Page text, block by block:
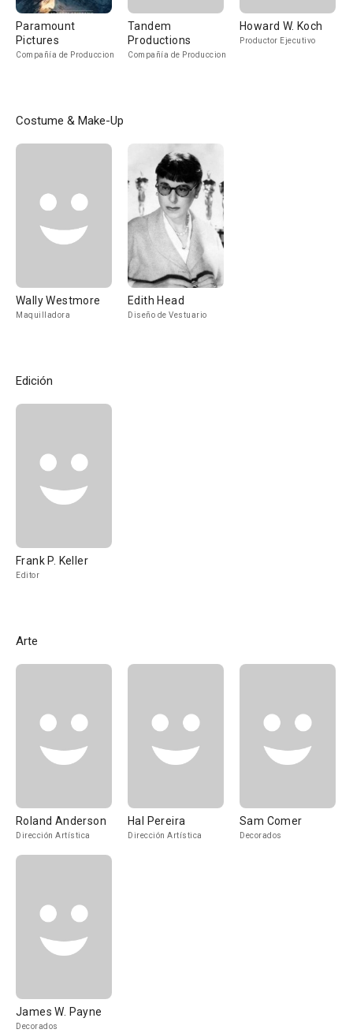
Paramount
Pictures
Compañía de Produccion
Tandem
Productions
Compañía de Produccion
Howard W. Koch
Productor Ejecutivo
Costume & Make-Up
Wally Westmore
Maquilladora
Edith Head
Diseño de Vestuario
Edición
Frank P. Keller
Editor
Arte
Roland Anderson
Dirección Artística
Hal Pereira
Dirección Artística
Sam Comer
Decorados
James W. Payne
Decorados